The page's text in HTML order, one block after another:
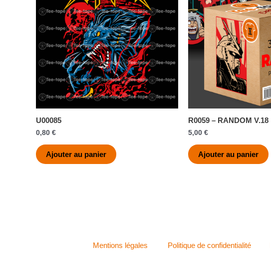
U00085
0,80 €
Ajouter au panier
R0059 – RANDOM V.18
5,00 €
Ajouter au panier
Mentions légales Politique de confidentialité